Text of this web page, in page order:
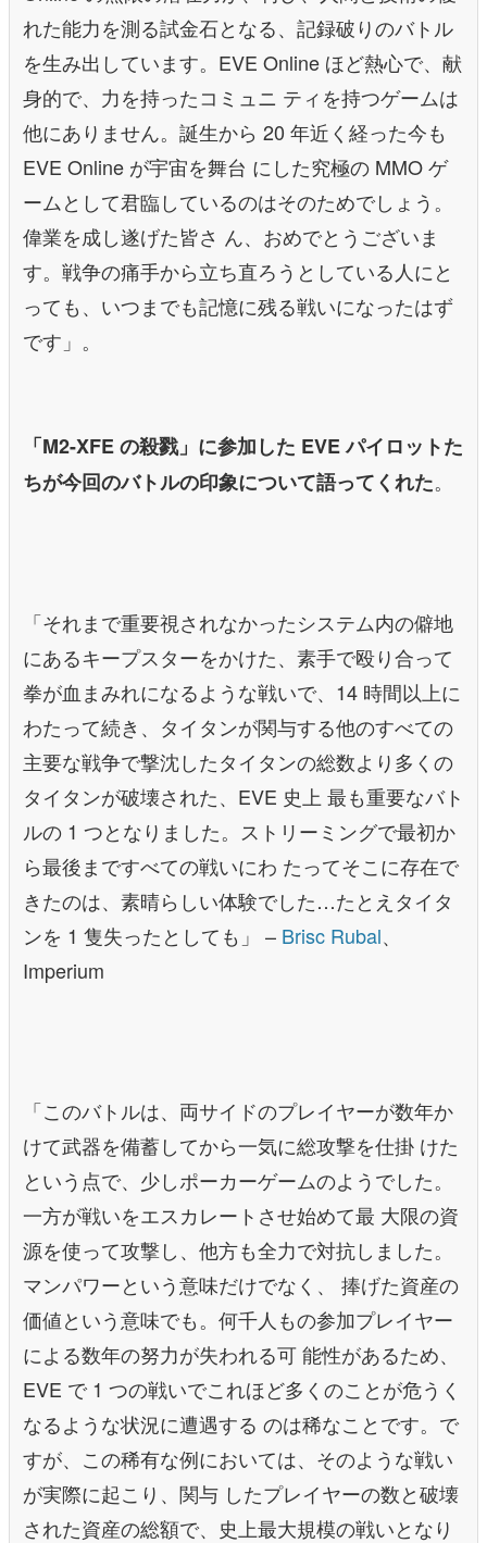
れた能力を測る試金石となる、記録破りのバトル
を生み出しています。EVE Online ほど熱心で、献
身的で、力を持ったコミュニ ティを持つゲームは
他にありません。誕生から 20 年近く経った今も
EVE Online が宇宙を舞台 にした究極の MMO ゲ
ームとして君臨しているのはそのためでしょう。
偉業を成し遂げた皆さ ん、おめでとうございま
す。戦争の痛手から立ち直ろうとしている人にと
っても、いつまでも記憶に残る戦いになったはず
です」。
「M2-XFE の殺戮」に参加した EVE パイロットた
ちが今回のバトルの印象について語ってくれた。
「それまで重要視されなかったシステム内の僻地
にあるキープスターをかけた、素手で殴り合って
拳が血まみれになるような戦いで、14 時間以上に
わたって続き、タイタンが関与する他のすべての
主要な戦争で撃沈したタイタンの総数より多くの
タイタンが破壊された、EVE 史上 最も重要なバト
ルの 1 つとなりました。ストリーミングで最初か
ら最後まですべての戦いにわ たってそこに存在で
きたのは、素晴らしい体験でした…たとえタイタ
ンを 1 隻失ったとしても」 – Brisc Rubal、
Imperium
「このバトルは、両サイドのプレイヤーが数年か
けて武器を備蓄してから一気に総攻撃を仕掛 けた
という点で、少しポーカーゲームのようでした。
一方が戦いをエスカレートさせ始めて最 大限の資
源を使って攻撃し、他方も全力で対抗しました。
マンパワーという意味だけでなく、 捧げた資産の
価値という意味でも。何千人もの参加プレイヤー
による数年の努力が失われる可 能性があるため、
EVE で 1 つの戦いでこれほど多くのことが危うく
なるような状況に遭遇する のは稀なことです。で
すが、この稀有な例においては、そのような戦い
が実際に起こり、関与 したプレイヤーの数と破壊
された資産の総額で、史上最大規模の戦いとなり